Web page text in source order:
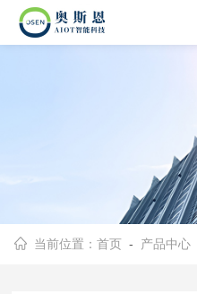
当前位置：首页 - 产品中心